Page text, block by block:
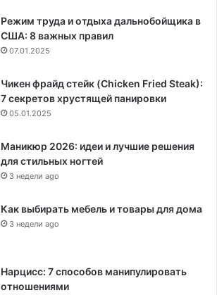
Режим труда и отдыха дальнобойщика в
США: 8 важных правил
07.01.2025
Чикен фрайд стейк (Chicken Fried Steak):
7 секретов хрустящей панировки
05.01.2025
Маникюр 2026: идеи и лучшие решения
для стильных ногтей
3 недели ago
Как выбирать мебель и товары для дома
3 недели ago
Нарцисс: 7 способов манипулировать
отношениями